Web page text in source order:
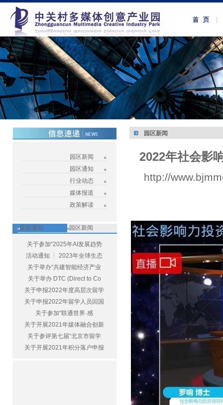
园区新闻
园区通知
行业动态
媒体报道
政策解读
最新通知 园区新闻
关于参加“2025年AI发展趋势
活动通知 ┆ 2023年全球生态
关于举办“共建智能经济产业
关于举办 DTC (Direct to Co
关于申报2022年度高层次留学
关于申报2022年留学人员回国
关于参加“联通世界·感
关于开展2021年媒体融合创新
关于参评第七届“北京市留学
关于开展2021年积分落户申报
园区新闻
2022年社会影
http://